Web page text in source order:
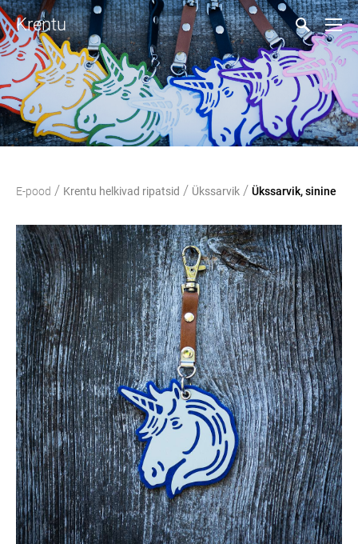
Krentu
E-pood / Krentu helkivad ripatsid / Ükssarvik / Ükssarvik, sinine